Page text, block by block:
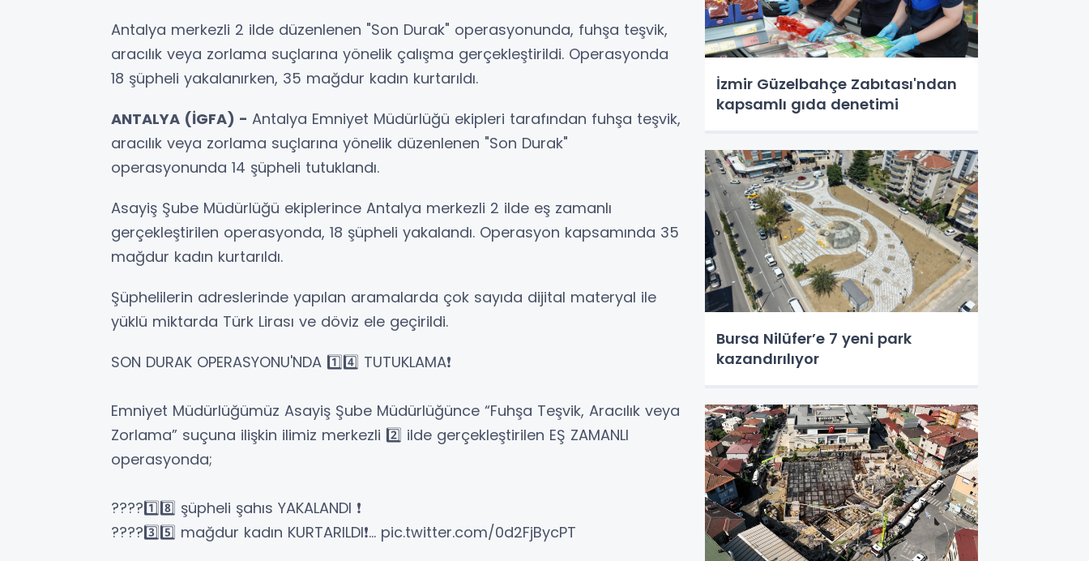
Antalya merkezli 2 ilde düzenlenen "Son Durak" operasyonunda, fuhşa teşvik,
aracılık veya zorlama suçlarına yönelik çalışma gerçekleştirildi. Operasyonda
18 şüpheli yakalanırken, 35 mağdur kadın kurtarıldı.
ANTALYA (İGFA) - Antalya Emniyet Müdürlüğü ekipleri tarafından fuhşa teşvik,
aracılık veya zorlama suçlarına yönelik düzenlenen "Son Durak"
operasyonunda 14 şüpheli tutuklandı.
Asayiş Şube Müdürlüğü ekiplerince Antalya merkezli 2 ilde eş zamanlı
gerçekleştirilen operasyonda, 18 şüpheli yakalandı. Operasyon kapsamında 35
mağdur kadın kurtarıldı.
Şüphelilerin adreslerinde yapılan aramalarda çok sayıda dijital materyal ile
yüklü miktarda Türk Lirası ve döviz ele geçirildi.
SON DURAK OPERASYONU'NDA 1️⃣4️⃣ TUTUKLAMA❗️
Emniyet Müdürlüğümüz Asayiş Şube Müdürlüğünce “Fuhşa Teşvik, Aracılık veya
Zorlama” suçuna ilişkin ilimiz merkezli 2️⃣ ilde gerçekleştirilen EŞ ZAMANLI
operasyonda;
????1️⃣8️⃣ şüpheli şahıs YAKALANDI ❗️
????3️⃣5️⃣ mağdur kadın KURTARILDI❗️… pic.twitter.com/0d2FjBycPT
İzmir Güzelbahçe Zabıtası'ndan
kapsamlı gıda denetimi
Bursa Nilüfer’e 7 yeni park
kazandırılıyor